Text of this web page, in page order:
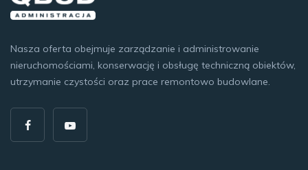
Nasza oferta obejmuje zarządzanie i administrowanie
nieruchomościami, konserwację i obsługę techniczną obiektów,
utrzymanie czystości oraz prace remontowo budowlane.